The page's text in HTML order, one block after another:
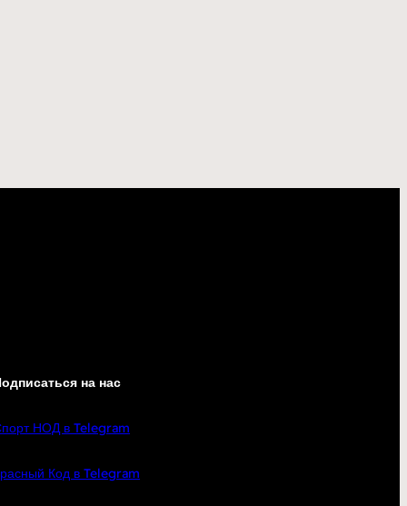
на нас
НОД в Telegram
Код в Telegram